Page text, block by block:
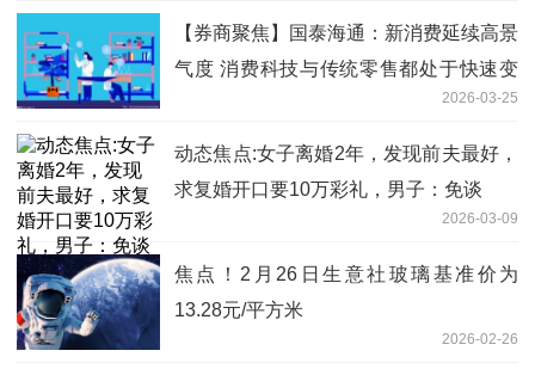
【券商聚焦】国泰海通：新消费延续高景
气度 消费科技与传统零售都处于快速变
2026-03-25
动态焦点:女子离婚2年，发现前夫最好，
求复婚开口要10万彩礼，男子：免谈
2026-03-09
焦点！2月26日生意社玻璃基准价为
13.28元/平方米
2026-02-26